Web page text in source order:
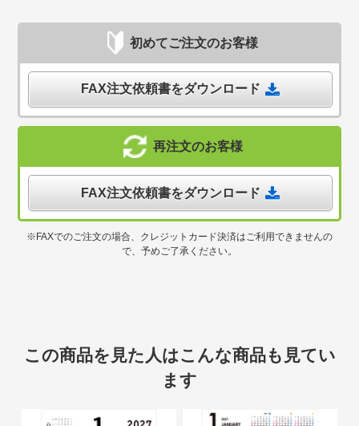
初めてご注文のお客様
FAX注文依頼書をダウンロード
再注文のお客様
FAX注文依頼書をダウンロード
※FAXでのご注文の場合、クレジットカード決済はご利用できませんの
で、予めご了承ください。
この商品を見た人はこんな商品も見てい
ます